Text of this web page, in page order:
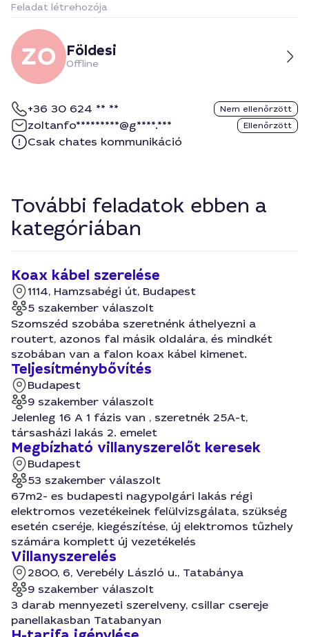
Feladat létrehozója
Földesi
Offline
+36 30 624 ** ** Nem ellenőrzött
zoltanfo*********@g****.*** Ellenőrzött
Csak chates kommunikáció
További feladatok ebben a
kategóriában
Koax kábel szerelése
1114, Hamzsabégi út, Budapest
5 szakember válaszolt
Szomszéd szobába szeretnénk áthelyezni a
routert, azonos fal másik oldalára, és mindkét
szobában van a falon koax kábel kimenet.
Teljesítménybővítés
Budapest
9 szakember válaszolt
Jelenleg 16 A 1 fázis van , szeretnék 25A-t,
társasházi lakás 2. emelet
Megbízható villanyszerelőt keresek
Budapest
53 szakember válaszolt
67m2- es budapesti nagypolgári lakás régi
elektromos vezetékeinek felülvizsgálata, szükség
esetén cseréje, kiegészítése, új elektromos tűzhely
számára komplett új vezetékelés
Villanyszerelés
2800, 6, Verebély László u., Tatabánya
9 szakember válaszolt
3 darab mennyezeti szerelveny, csillar csereje
panellakasban Tatabanyan